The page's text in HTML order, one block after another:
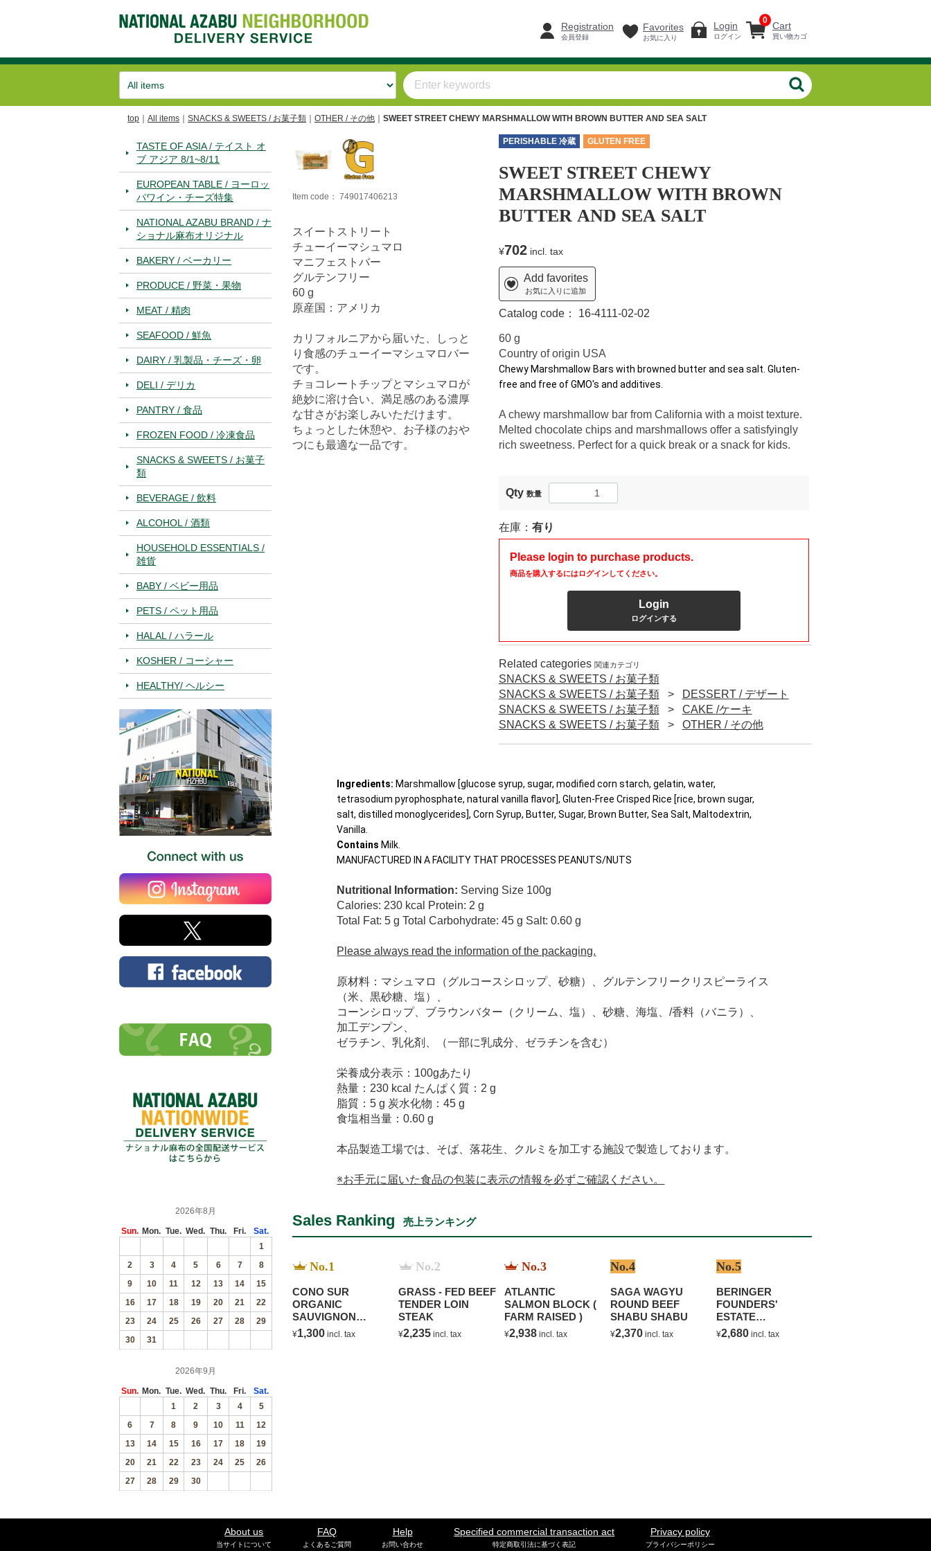
Cart
買い物カゴ
0
Registration
会員登録
Favorites
お気に入り
Login
ログイン
top All items SNACKS & SWEETS / お菓子類 OTHER / その他 SWEET STREET CHEWY MARSHMALLOW WITH BROWN BUTTER AND SEA SALT
TASTE OF ASIA / テイスト オ
ブ アジア 8/1~8/11
EUROPEAN TABLE / ヨーロッ
パワイン・チーズ特集
NATIONAL AZABU BRAND / ナ
ショナル麻布オリジナル
BAKERY / ベーカリー
PRODUCE / 野菜・果物
MEAT / 精肉
SEAFOOD / 鮮魚
DAIRY / 乳製品・チーズ・卵
DELI / デリカ
PANTRY / 食品
FROZEN FOOD / 冷凍食品
SNACKS & SWEETS / お菓子
類
BEVERAGE / 飲料
ALCOHOL / 酒類
HOUSEHOLD ESSENTIALS /
雑貨
BABY / ベビー用品
PETS / ペット用品
HALAL / ハラール
KOSHER / コーシャー
HEALTHY/ ヘルシー
2026年8月
Sun. Mon. Tue. Wed. Thu. Fri.
Sat.
1
2
3 4 5 6 7
8
9
10 11 12 13 14
15
16
17 18 19 20 21
22
23
24 25 26 27 28
29
30
31
2026年9月
Sun. Mon. Tue. Wed. Thu. Fri.
Sat.
1
2 3 4
5
6
7 8 9 10 11
12
13
14 15 16 17 18
19
20
21 22 23 24 25
26
27
28 29 30
PERISHABLE 冷蔵 GLUTEN FREE
SWEET STREET CHEWY
MARSHMALLOW WITH BROWN
BUTTER AND SEA SALT
¥702incl. tax
Add favorites
お気に入りに追加
Catalog code： 16-4111-02-02
60 g
Country of origin USA
Chewy Marshmallow Bars with browned butter and sea salt. Gluten-
free and free of GMO's and additives.
A chewy marshmallow bar from California with a moist texture.
Melted chocolate chips and marshmallows offer a satisfyingly
rich sweetness. Perfect for a quick break or a snack for kids.
Qty 数量
在庫： 有り
Please login to purchase products.
商品を購入するにはログインしてください。
Login
ログインする
Item code： 749017406213
スイートストリート
チューイーマシュマロ
マニフェストバー
グルテンフリー
60 g
原産国：アメリカ
カリフォルニアから届いた、しっと
り食感のチューイーマシュマロバー
です。
チョコレートチップとマシュマロが
絶妙に溶け合い、満足感のある濃厚
な甘さがお楽しみいただけます。
ちょっとした休憩や、お子様のおや
つにも最適な一品です。
Related categories 関連カテゴリ
SNACKS & SWEETS / お菓子類
SNACKS & SWEETS / お菓子類
DESSERT / デザート
SNACKS & SWEETS / お菓子類
CAKE /ケーキ
SNACKS & SWEETS / お菓子類
OTHER / その他
Ingredients:Marshmallow [glucose syrup, sugar, modified corn starch, gelatin, water,
tetrasodium pyrophosphate, natural vanilla flavor], Gluten-Free Crisped Rice [rice, brown sugar,
salt, distilled monoglycerides], Corn Syrup, Butter, Sugar, Brown Butter, Sea Salt, Maltodextrin,
Vanilla.
Contains Milk.
MANUFACTURED IN A FACILITY THAT PROCESSES PEANUTS/NUTS
Nutritional Information: Serving Size 100g
Calories: 230 kcal Protein: 2 g
Total Fat: 5 g Total Carbohydrate: 45 g Salt: 0.60 g
Please always read the information of the packaging.
原材料：マシュマロ（グルコースシロップ、砂糖）、グルテンフリークリスピーライス
（米、黒砂糖、塩）、
コーンシロップ、ブラウンバター（クリーム、塩）、砂糖、海塩、/香料（バニラ）、
加工デンプン、
ゼラチン、乳化剤、（一部に乳成分、ゼラチンを含む）
栄養成分表示：100gあたり
熱量：230 kcal たんぱく質：2 g
脂質：5 g 炭水化物：45 g
食塩相当量：0.60 g
本品製造工場では、そば、落花生、クルミを加工する施設で製造しております。
※お手元に届いた食品の包装に表示の情報を必ずご確認ください。
Sales Ranking 売上ランキング
No.1
CONO SUR
ORGANIC
SAUVIGNON
BLANC
¥1,300 incl. tax
No.2
GRASS - FED BEEF
TENDER LOIN
STEAK
¥2,235 incl. tax
No.3
ATLANTIC
SALMON BLOCK (
FARM RAISED )
¥2,938 incl. tax
No.4
SAGA WAGYU
ROUND BEEF
SHABU SHABU
¥2,370 incl. tax
No.5
BERINGER
FOUNDERS'
ESTATE
CHARDONNAY
¥2,680 incl. tax
About us
当サイトについて
FAQ
よくあるご質問
Help
お問い合わせ
Specified commercial transaction act
特定商取引法に基づく表記
Privacy policy
プライバシーポリシー